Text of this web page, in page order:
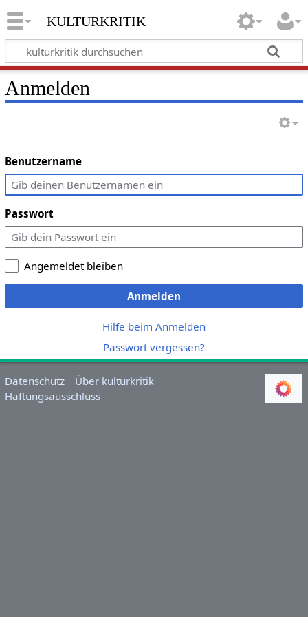
kulturkritik
Anmelden
Benutzername
Passwort
Angemeldet bleiben
Anmelden
Hilfe beim Anmelden
Passwort vergessen?
Datenschutz
Über kulturkritik
Haftungsausschluss